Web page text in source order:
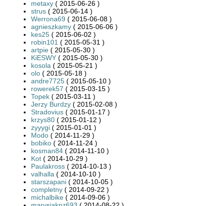
metaxy ( 2015-06-26 )
strus ( 2015-06-14 )
Werrona69 ( 2015-06-08 )
agnieszkamy ( 2015-06-06 )
kes25 ( 2015-06-02 )
robin101 ( 2015-05-31 )
artpie ( 2015-05-30 )
KiESWY ( 2015-05-30 )
kosola ( 2015-05-21 )
olo ( 2015-05-18 )
andre7725 ( 2015-05-10 )
rowerek57 ( 2015-03-15 )
Topek ( 2015-03-11 )
Jerzy Burdzy ( 2015-02-08 )
Stradovius ( 2015-01-17 )
krzys80 ( 2015-01-12 )
zyyygi ( 2015-01-01 )
Modo ( 2014-11-29 )
bobiko ( 2014-11-24 )
kosman84 ( 2014-11-10 )
Kot ( 2014-10-29 )
Paulakross ( 2014-10-13 )
valhalla ( 2014-10-10 )
starszapani ( 2014-10-05 )
completny ( 2014-09-22 )
michalbike ( 2014-09-06 )